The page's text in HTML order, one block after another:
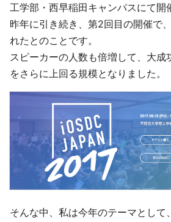
工学部・西早稲田キャンパスにて開
昨年に引き続き、第2回目の開催で
れたとのことです。
スピーカーの人数も倍増して、大成
をさらに上回る規模となりました。
そんな中、私は今年のテーマとして